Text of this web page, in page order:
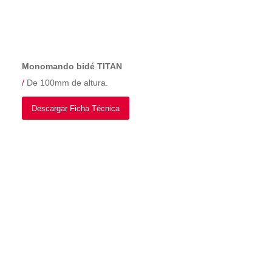
Monomando bidé TITAN
/De 100mm de altura.
Descargar Ficha Técnica